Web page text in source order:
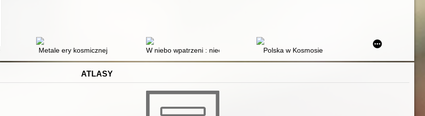
Metale ery kosmicznej W niebo wpatrzeni : nieoficjalna historia astronomii od Babilonu do ery kosmicznej
Polska w Kosmosie
ATLASY